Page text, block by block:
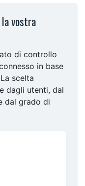
vostra
di controllo
in base
scelta
dagli utenti, dal
dal grado di